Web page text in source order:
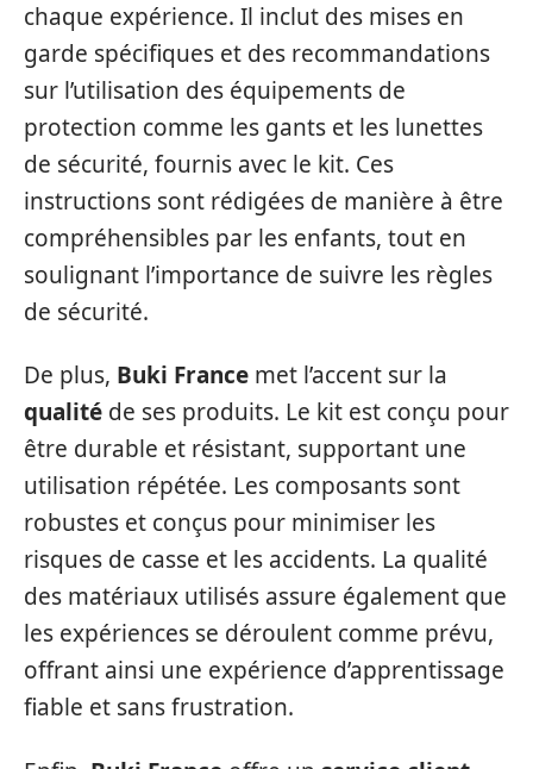
chaque expérience. Il inclut des mises en
garde spécifiques et des recommandations
sur l’utilisation des équipements de
protection comme les gants et les lunettes
de sécurité, fournis avec le kit. Ces
instructions sont rédigées de manière à être
compréhensibles par les enfants, tout en
soulignant l’importance de suivre les règles
de sécurité.
De plus, Buki France met l’accent sur la
qualité de ses produits. Le kit est conçu pour
être durable et résistant, supportant une
utilisation répétée. Les composants sont
robustes et conçus pour minimiser les
risques de casse et les accidents. La qualité
des matériaux utilisés assure également que
les expériences se déroulent comme prévu,
offrant ainsi une expérience d’apprentissage
fiable et sans frustration.